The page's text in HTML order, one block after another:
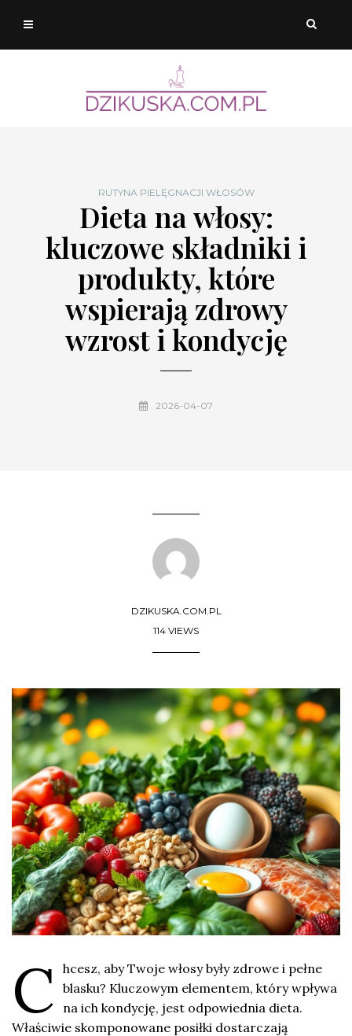
RUTYNA PIELĘGNACJI WŁOSÓW
Dieta na włosy:
kluczowe składniki i
produkty, które
wspierają zdrowy
wzrost i kondycję
2026-04-07
DZIKUSKA.COM.PL
114 VIEWS
C hcesz, aby Twoje włosy były zdrowe i pełne
blasku? Kluczowym elementem, który wpływa
na ich kondycję, jest odpowiednia dieta.
Właściwie skomponowane posiłki dostarczają